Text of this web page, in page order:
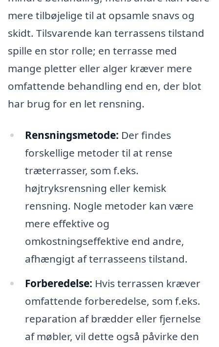
mere tilbøjelige til at opsamle snavs og
skidt. Tilsvarende kan terrassens tilstand
spille en stor rolle; en terrasse med
mange pletter eller alger kræver mere
omfattende behandling end en, der blot
har brug for en let rensning.
Rensningsmetode: Der findes
forskellige metoder til at rense
træterrasser, som f.eks.
højtryksrensning eller kemisk
rensning. Nogle metoder kan være
mere effektive og
omkostningseffektive end andre,
afhængigt af terrasseens tilstand.
Forberedelse: Hvis terrassen kræver
omfattende forberedelse, som f.eks.
reparation af brædder eller fjernelse
af møbler, vil dette også påvirke den